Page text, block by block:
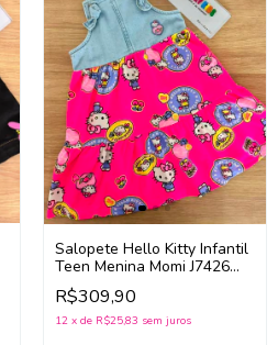
Salopete Hello Kitty Infantil
Teen Menina Momi J7426
(Jeans/Pink)
R$309,90
12 x de R$25,83 sem juros